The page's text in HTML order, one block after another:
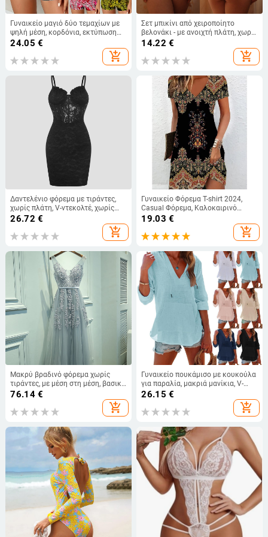
Γυναικείο μαγιό δύο τεμαχίων με
ψηλή μέση, κορδόνια, εκτύπωση
και χρωματικό μπλοκ, σε μεγάλα
24.05 €
add_shopping_cart
Σετ μπικίνι από χειροποίητο
βελονάκι - με ανοιχτή πλάτη, χωρίς
μανίκια, κάτω μέρος σε στιλ briefs
14.22 €
add_shopping_cart
Δαντελένιο φόρεμα με τιράντες,
χωρίς πλάτη, V-ντεκολτέ, χωρίς
μανίκια, κοντό μήκος
26.72 €
add_shopping_cart
Γυναικείο Φόρεμα T-shirt 2024,
Casual Φόρεμα, Καλοκαιρινό
Φλοράλ Μίνι Φόρεμα με V-Neck
19.03 €
add_shopping_cart
Μακρύ βραδινό φόρεμα χωρίς
τιράντες, με μέση στη μέση, βασικό
ύφασμα πολυεστέρας και
76.14€
add_shopping_cart
Γυναικείο πουκάμισο με κουκούλα
για παραλία, μακριά μανίκια, V-
λαιμό και τσέπη
26.15 €
add_shopping_cart